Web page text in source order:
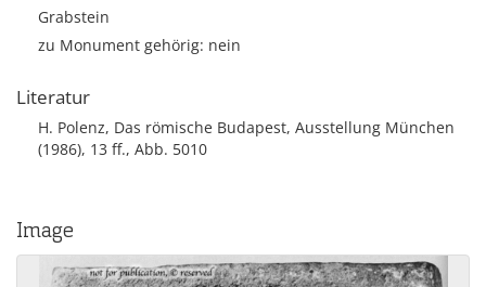
Grabstein
zu Monument gehörig: nein
Literatur
H. Polenz, Das römische Budapest, Ausstellung München
(1986), 13 ff., Abb. 5010
Image